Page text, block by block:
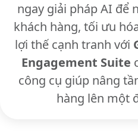
ngay giải pháp AI để
khách hàng, tối ưu
lợi thế cạnh tranh với
Engagement Suite
công cụ giúp nâng
hàng lên một